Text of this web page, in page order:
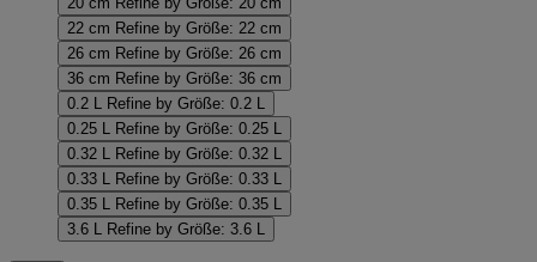
22 cm Refine by Größe: 22 cm
26 cm Refine by Größe: 26 cm
36 cm Refine by Größe: 36 cm
0.2 L
Refine by Größe: 0.2 L
0.25 L
Refine by Größe: 0.25 L
0.32 L
Refine by Größe: 0.32 L
0.33 L
Refine by Größe: 0.33 L
0.35 L
Refine by Größe: 0.35 L
3.6 L
Refine by Größe: 3.6 L